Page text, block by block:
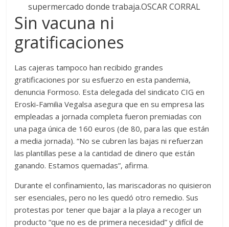
supermercado donde trabaja.OSCAR CORRAL
Sin vacuna ni
gratificaciones
Las cajeras tampoco han recibido grandes
gratificaciones por su esfuerzo en esta pandemia,
denuncia Formoso. Esta delegada del sindicato CIG en
Eroski-Familia Vegalsa asegura que en su empresa las
empleadas a jornada completa fueron premiadas con
una paga única de 160 euros (de 80, para las que están
a media jornada). “No se cubren las bajas ni refuerzan
las plantillas pese a la cantidad de dinero que están
ganando. Estamos quemadas”, afirma.
Durante el confinamiento, las mariscadoras no quisieron
ser esenciales, pero no les quedó otro remedio. Sus
protestas por tener que bajar a la playa a recoger un
producto “que no es de primera necesidad” y difícil de